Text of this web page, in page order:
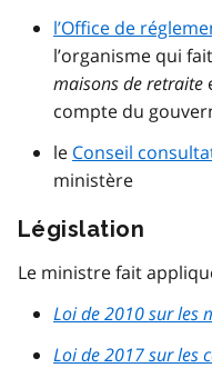
l’Office de
l’organisme qui
maisons de retraite
compte du
le Conseil
ministère
Législation
Le ministre fait
Loi de 2010 sur les
Loi de 2017 sur les